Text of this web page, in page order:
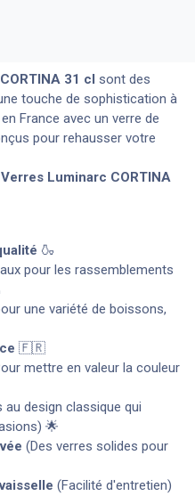
31 cl sont des
touche de sophistication à
France avec un verre de
pour rehausser votre
Luminarc CORTINA
🍶
pour les rassemblements
une variété de boissons,
🇫🇷
mettre en valeur la couleur
au design classique qui
🌟
(Des verres solides pour
(Facilité d'entretien)